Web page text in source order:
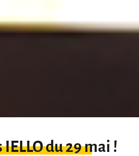
IELLO du 29 mai !